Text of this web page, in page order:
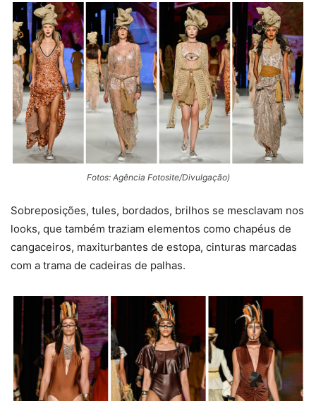
Fotos: Agência Fotosite/Divulgação)
Sobreposições, tules, bordados, brilhos se mesclavam nos
looks, que também traziam elementos como chapéus de
cangaceiros, maxiturbantes de estopa, cinturas marcadas
com a trama de cadeiras de palhas.